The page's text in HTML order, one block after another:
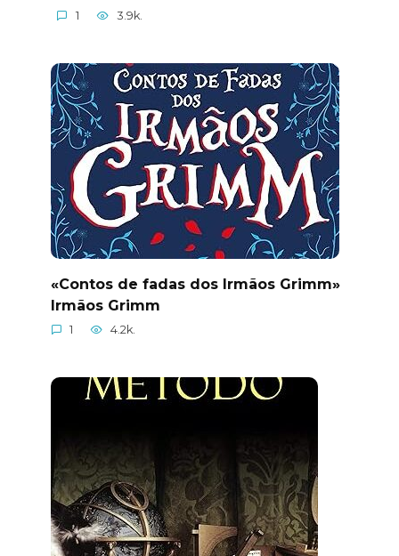
1 3.9k.
«Contos de fadas dos Irmãos Grimm»
Irmãos Grimm
1 4.2k.